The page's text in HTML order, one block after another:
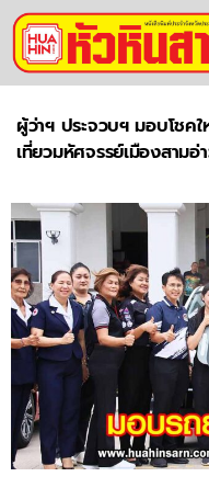
ผู้ว่าฯ ประจวบฯ มอบโชค
เที่ยวมหัศจรรย์เมืองสามอ่